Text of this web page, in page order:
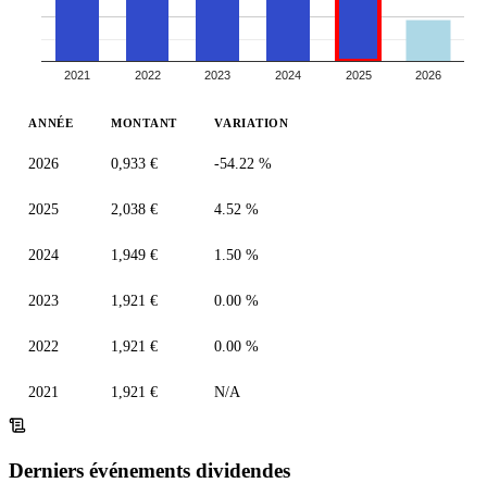
2021 2022 2023 2024 2025 2026
ANNÉE MONTANT VARIATION
2026 0,933 € -54.22 %
2025 2,038 € 4.52 %
2024 1,949 € 1.50 %
2023 1,921 € 0.00 %
2022 1,921 € 0.00 %
2021 1,921 € N/A
Derniers événements dividendes